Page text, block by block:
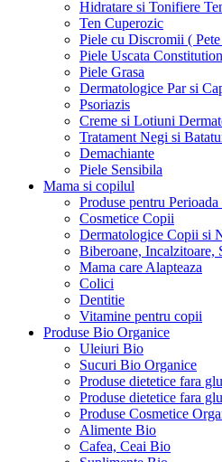
Hidratare si Tonifiere
Ten Cuperozic
Piele cu Discromii (
Piele Uscata
Piele Grasa
Dermatologice Par si
Psoriazis
Creme si Lotiuni
Tratament Negi si
Demachiante
Piele Sensibila
Mama si copilul
Produse pentru
Cosmetice Copii
Dermatologice Copii si
Biberoane, Incalzitoare,
Mama care Alapteaza
Colici
Dentitie
Vitamine pentru copii
Produse Bio Organice
Uleiuri Bio
Sucuri Bio Organice
Produse dietetice fara
Produse dietetice fara
Produse Cosmetice
Alimente Bio
Cafea, Ceai Bio